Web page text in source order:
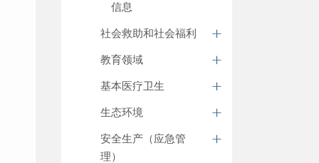
信息
社会救助和社会福利
教育领域
基本医疗卫生
生态环境
安全生产（应急管
理）